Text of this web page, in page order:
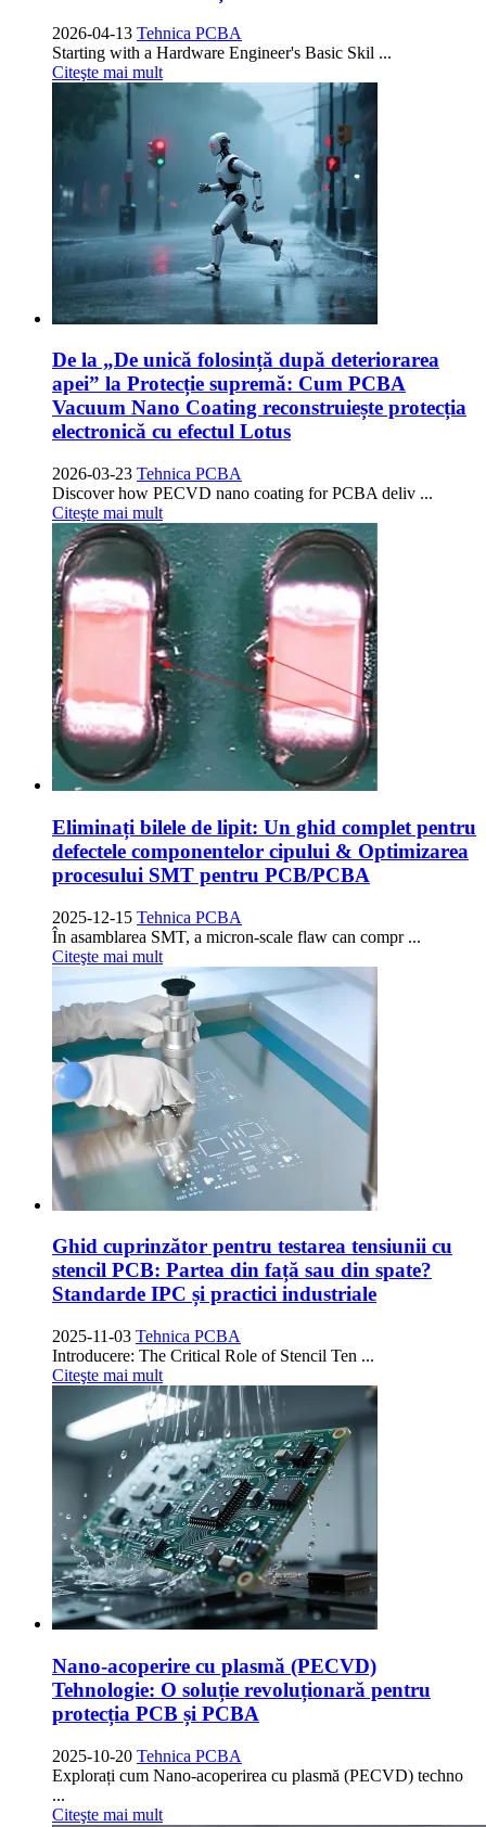
2026-04-13 Tehnica PCBA
Starting with a Hardware Engineer's Basic Skil ...
Citeşte mai mult
De la „De unică folosință după deteriorarea
apei” la Protecție supremă: Cum PCBA
Vacuum Nano Coating reconstruiește protecția
electronică cu efectul Lotus
2026-03-23 Tehnica PCBA
Discover how PECVD nano coating for PCBA deliv ...
Citeşte mai mult
Eliminați bilele de lipit: Un ghid complet pentru
defectele componentelor cipului & Optimizarea
procesului SMT pentru PCB/PCBA
2025-12-15 Tehnica PCBA
În asamblarea SMT, a micron-scale flaw can compr...
Citeşte mai mult
Ghid cuprinzător pentru testarea tensiunii cu
stencil PCB: Partea din față sau din spate?
Standarde IPC și practici industriale
2025-11-03 Tehnica PCBA
Introducere: The Critical Role of Stencil Ten ...
Citeşte mai mult
Nano-acoperire cu plasmă (PECVD)
Tehnologie: O soluție revoluționară pentru
protecția PCB și PCBA
2025-10-20 Tehnica PCBA
Explorați cum Nano-acoperirea cu plasmă (PECVD) techno
...
Citeşte mai mult